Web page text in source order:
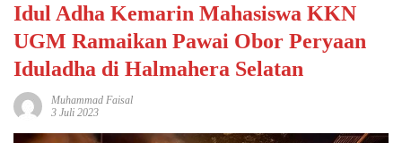
Idul Adha Kemarin Mahasiswa KKN
UGM Ramaikan Pawai Obor Peryaan
Iduladha di Halmahera Selatan
Muhammad Faisal
3 Juli 2023